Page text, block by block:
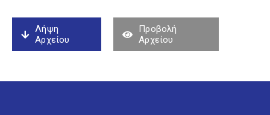
Λήψη
Αρχείου
Προβολή
Αρχείου